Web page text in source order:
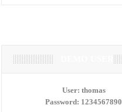
User:thomas
Password: 1234567890